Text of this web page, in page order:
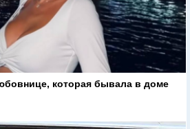
которая бывала в доме